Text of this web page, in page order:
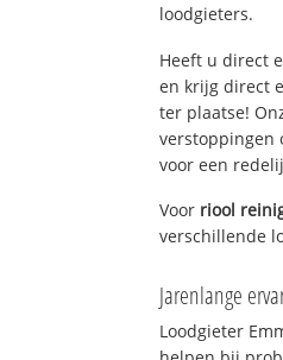
loodgieters.
Heeft u direct
en krijg direct
ter plaatse!
verstoppingen
voor een
Voor riool
verschillende
Jarenlange
Loodgieter